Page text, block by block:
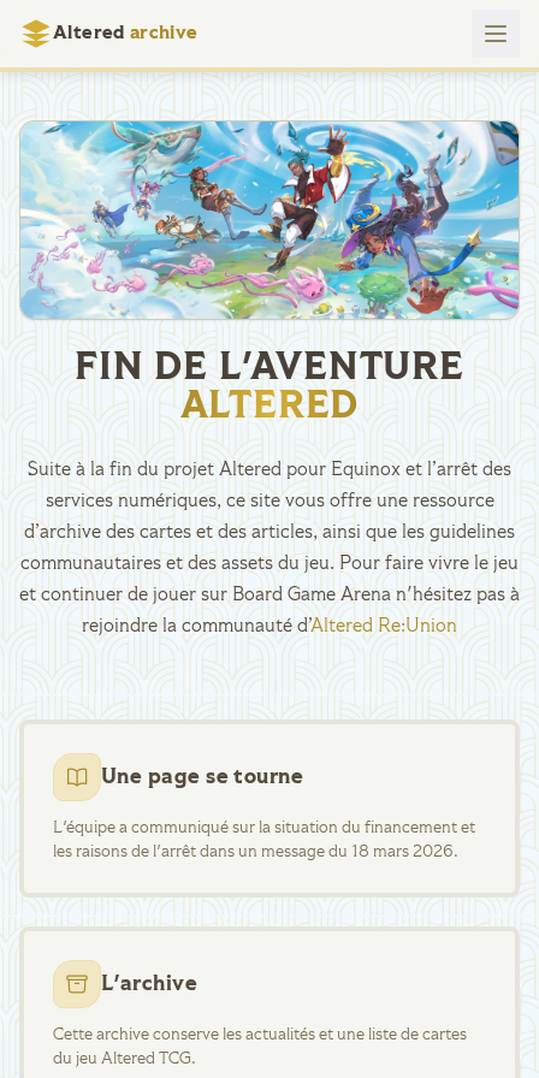
Altered archive
FIN DE L'AVENTURE
ALTERED
Suite à la fin du projet Altered pour Equinox et l’arrêt des
services numériques, ce site vous offre une ressource
d’archive des cartes et des articles, ainsi que les guidelines
communautaires et des assets du jeu. Pour faire vivre le jeu
et continuer de jouer sur Board Game Arena n'hésitez pas à
rejoindre la communauté d’Altered Re:Union
Une page se tourne
L'équipe a communiqué sur la situation du financement et
les raisons de l'arrêt dans un message du 18 mars 2026.
L'archive
Cette archive conserve les actualités et une liste de cartes
du jeu Altered TCG.